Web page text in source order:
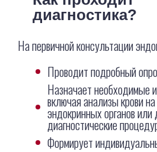
диагностика?
На первичной консультации
Проводит подробный
Назначает необходимые
включая анализы крови
эндокринных органов или
диагностические
Формирует